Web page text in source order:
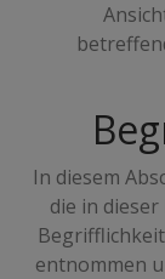
In diesem
die in
entnommen